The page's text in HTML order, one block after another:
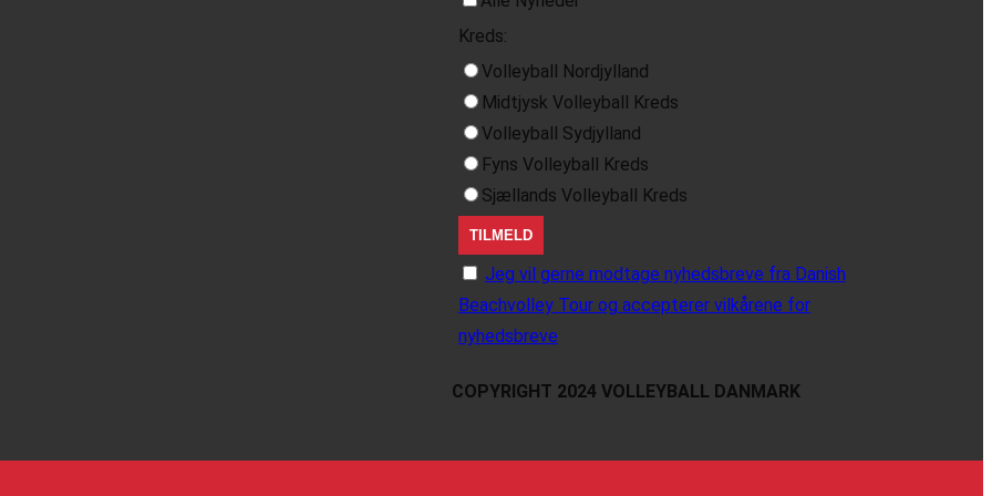
Kreds:
Volleyball Nordjylland
Midtjysk Volleyball Kreds
Volleyball Sydjylland
Fyns Volleyball Kreds
Sjællands Volleyball Kreds
Jeg vil gerne modtage nyhedsbreve fra Danish
Beachvolley Tour og accepterer vilkårene for
nyhedsbreve
COPYRIGHT 2024 VOLLEYBALL DANMARK